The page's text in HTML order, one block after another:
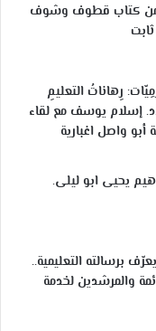
من كتاب قطوف وشوف
رِهاناتُ التعليمِ
إسلام يوسف مع لقاء
واصل اغبارية
يحيى ابو ليلى.
برسالته التعليمية..
والمرشدين لخدمة